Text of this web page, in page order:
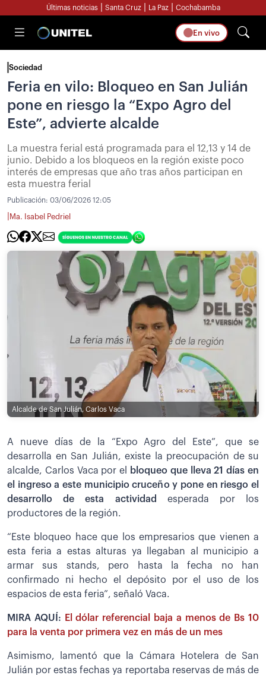
Últimas noticias Santa Cruz La Paz Cochabamba
En vivo
Sociedad
Feria en vilo: Bloqueo en San Julián
pone en riesgo la “Expo Agro del
Este”, advierte alcalde
La muestra ferial está programada para el 12,13 y 14 de
junio. Debido a los bloqueos en la región existe poco
interés de empresas que año tras años participan en
esta muestra ferial
Publicación: 03/06/2026 12:05
Ma. Isabel Pedriel
Alcalde de San Julián, Carlos Vaca
A nueve días de la “Expo Agro del Este”, que se
desarrolla en San Julián, existe la preocupación de su
alcalde, Carlos Vaca por el
bloqueo que lleva 21 días en
el ingreso a este municipio cruceño y pone en riesgo el
desarrollo de esta actividad esperada por los
productores de la región.
“Este bloqueo hace que los empresarios que vienen a
esta feria a estas alturas ya llegaban al municipio a
armar sus stands, pero hasta la fecha no han
confirmado ni hecho el depósito por el uso de los
espacios de esta feria”, señaló Vaca.
MIRA AQUÍ:
El dólar referencial baja a menos de Bs 10
para la venta por primera vez en más de un mes
Asimismo, lamentó que la Cámara Hotelera de San
Julián por estas fechas ya reportaba reservas de más de